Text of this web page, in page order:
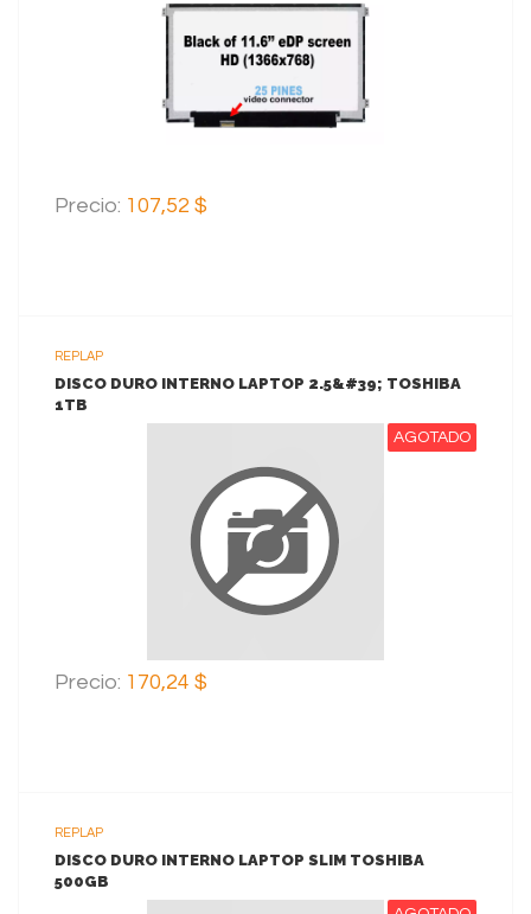
AGREGAR AL CARRITO
Precio: 107,52 $
REPLAP
DISCO DURO INTERNO LAPTOP 2.5&#39; TOSHIBA
1TB
AGOTADO
Precio: 170,24 $
REPLAP
DISCO DURO INTERNO LAPTOP SLIM TOSHIBA
500GB